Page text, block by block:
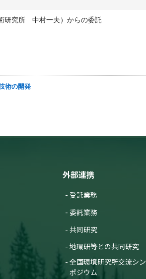
研究所 中村一夫）からの委託
術の開発
外部連携
受託業務
委託業務
共同研究
地環研等との共同研究
全国環境研究所交流シン
ポジウム